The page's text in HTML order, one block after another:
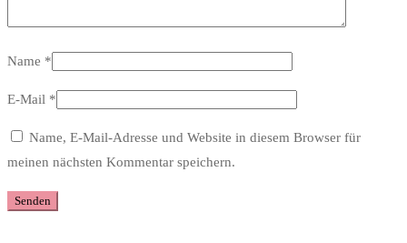
Name *
E-Mail *
Name, E-Mail-Adresse und Website in diesem Browser für
meinen nächsten Kommentar speichern.